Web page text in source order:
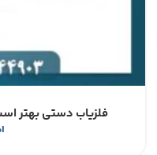
فلزیاب دستی بهتر